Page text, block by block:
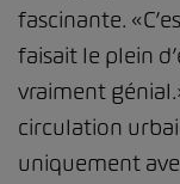
fascinante.
faisait le plein
vraiment
circulation
uniquement